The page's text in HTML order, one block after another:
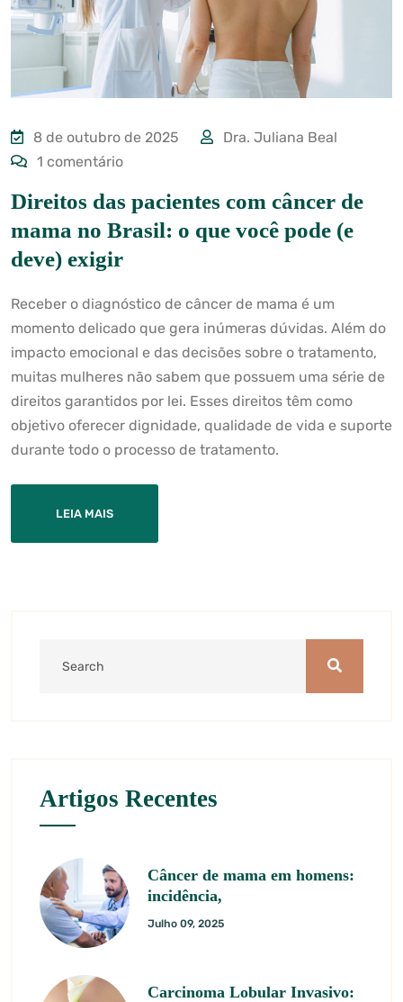
8 de outubro de 2025
Dra. Juliana Beal
1 comentário
Direitos das pacientes com câncer de
mama no Brasil: o que você pode (e
deve) exigir
Receber o diagnóstico de câncer de mama é um
momento delicado que gera inúmeras dúvidas. Além do
impacto emocional e das decisões sobre o tratamento,
muitas mulheres não sabem que possuem uma série de
direitos garantidos por lei. Esses direitos têm como
objetivo oferecer dignidade, qualidade de vida e suporte
durante todo o processo de tratamento.
LEIA MAIS
Artigos Recentes
Câncer de mama em homens:
incidência,
Julho 09, 2025
Carcinoma Lobular Invasivo: